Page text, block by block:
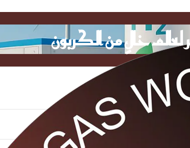
لعالم خالٍ من الكربون